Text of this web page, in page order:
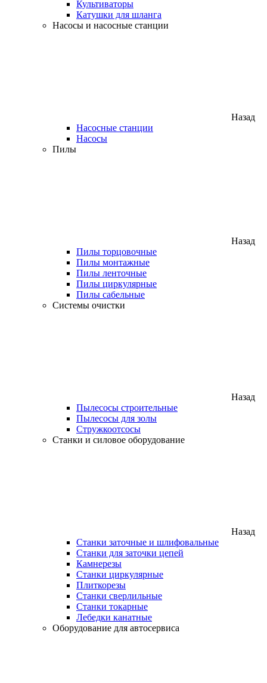
Культиваторы
Катушки для шланга
Насосы и насосные станции
Назад
Насосные станции
Насосы
Пилы
Назад
Пилы торцовочные
Пилы монтажные
Пилы ленточные
Пилы циркулярные
Пилы сабельные
Системы очистки
Назад
Пылесосы строительные
Пылесосы для золы
Стружкоотсосы
Станки и силовое оборудование
Назад
Станки заточные и шлифовальные
Станки для заточки цепей
Камнерезы
Станки циркулярные
Плиткорезы
Станки сверлильные
Станки токарные
Лебедки канатные
Оборудование для автосервиса